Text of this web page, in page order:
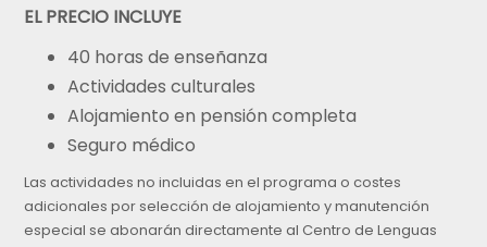
EL PRECIO INCLUYE
40 horas de enseñanza
Actividades culturales
Alojamiento en pensión completa
Seguro médico
Las actividades no incluidas en el programa o costes
adicionales por selección de alojamiento y manutención
especial se abonarán directamente al Centro de Lenguas